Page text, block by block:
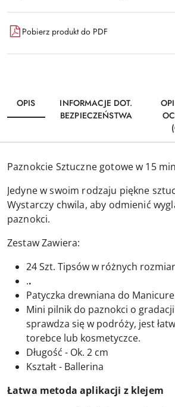
Pobierz produkt do PDF
OPIS
INFORMACJE DOT.
BEZPIECZEŃSTWA
Paznokcie Sztuczne gotowe w 15
Jedyne w swoim rodzaju piękne
Wystarczy chwila, aby odmienić
paznokci.
Zestaw Zawiera:
24 Szt. Tipsów w różnych
..
Patyczka drewniana do Manicure
Mini pilnik do paznokci o gradacji
sprawdza się w podróży, jest
torebce lub kosmetyczce.
Długość - Ok. 2 cm
Kształt - Ballerina
Łatwa metoda aplikacji z klejem